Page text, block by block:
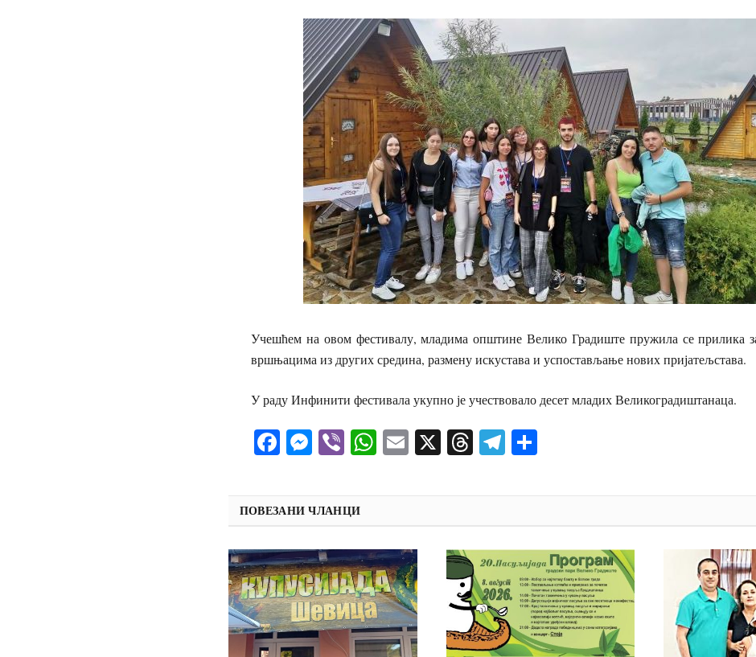
Учешћем на овом фестивалу, младима општине Велико Градиште пружила се прилика
вршњацима из других средина, размену искустава и успостављање нових пријатељстава.
У раду Инфинити фестивала укупно је учествовало десет младих Великоградиштанаца.
Facebook
Messenger
ViberWhatsApp
Email
X ThreadsTelegram
ПОВЕЗАНИ ЧЛАНЦИ